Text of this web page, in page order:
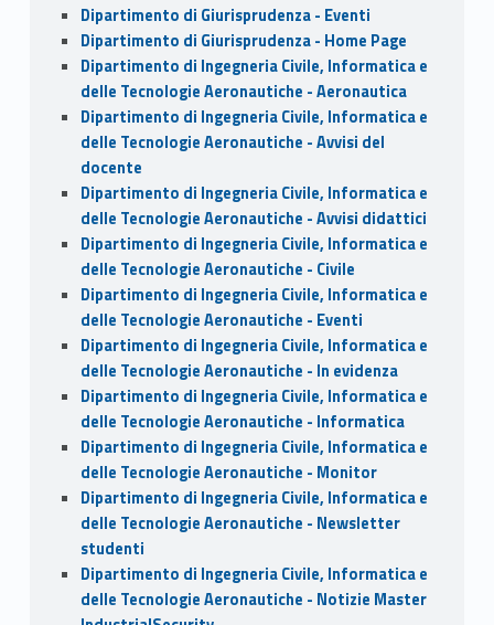
Dipartimento di Giurisprudenza - Eventi
Dipartimento di Giurisprudenza - Home Page
Dipartimento di Ingegneria Civile, Informatica e
delle Tecnologie Aeronautiche - Aeronautica
Dipartimento di Ingegneria Civile, Informatica e
delle Tecnologie Aeronautiche - Avvisi del
docente
Dipartimento di Ingegneria Civile, Informatica e
delle Tecnologie Aeronautiche - Avvisi didattici
Dipartimento di Ingegneria Civile, Informatica e
delle Tecnologie Aeronautiche - Civile
Dipartimento di Ingegneria Civile, Informatica e
delle Tecnologie Aeronautiche - Eventi
Dipartimento di Ingegneria Civile, Informatica e
delle Tecnologie Aeronautiche - In evidenza
Dipartimento di Ingegneria Civile, Informatica e
delle Tecnologie Aeronautiche - Informatica
Dipartimento di Ingegneria Civile, Informatica e
delle Tecnologie Aeronautiche - Monitor
Dipartimento di Ingegneria Civile, Informatica e
delle Tecnologie Aeronautiche - Newsletter
studenti
Dipartimento di Ingegneria Civile, Informatica e
delle Tecnologie Aeronautiche - Notizie Master